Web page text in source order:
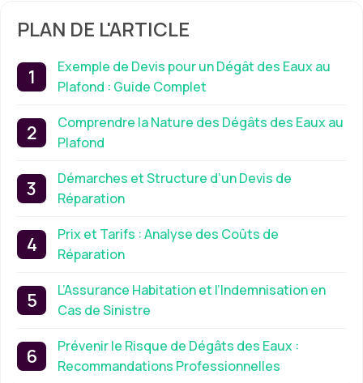
PLAN DE L'ARTICLE
Exemple de Devis pour un Dégât des Eaux au
Plafond : Guide Complet
Comprendre la Nature des Dégâts des Eaux au
Plafond
Démarches et Structure d’un Devis de
Réparation
Prix et Tarifs : Analyse des Coûts de
Réparation
L’Assurance Habitation et l’Indemnisation en
Cas de Sinistre
Prévenir le Risque de Dégâts des Eaux :
Recommandations Professionnelles